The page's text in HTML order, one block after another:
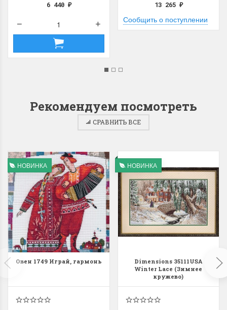
6 440 ₽ 13 265 ₽
Сообщить о поступлении
Рекомендуем посмотреть
СРАВНИТЬ ВСЕ
НОВИНКА
Овен 1749 Играй, гармонь
НОВИНКА
Dimensions 35111USA
Winter Lace (Зимнее
кружево)